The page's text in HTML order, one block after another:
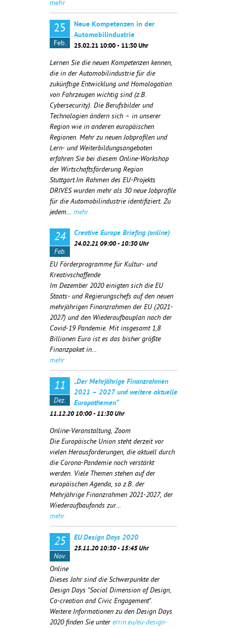
mehr
25
Feb.
Neue Kompetenzen in der
Automobilindustrie
25.02.21 10:00 - 11:30 Uhr
Lernen Sie die neuen Kompetenzen kennen,
die in der Automobilindustrie für die
zukünftige Entwicklung und Homologation
von Fahrzeugen wichtig sind (z.B.
Cybersecurity). Die Berufsbilder und
Technologien ändern sich – in unserer
Region wie in anderen europäischen
Regionen. Mehr zu neuen Jobprofilen und
Lern- und Weiterbildungsangeboten
erfahren Sie bei diesem Online-Workshop
der Wirtschaftsförderung Region
Stuttgart.Im Rahmen des EU-Projekts
DRIVES wurden mehr als 30 neue Jobprofile
für die Automobilindustrie identifiziert. Zu
jedem… mehr
24
Feb.
Creative Europe Briefing (online)
24.02.21 09:00 - 10:30 Uhr
EU Förderprogramme für Kultur- und
Kreativschaffende
Im Dezember 2020 einigten sich die EU
Staats- und Regierungschefs auf den neuen
mehrjährigen Finanzrahmen der EU (2021-
2027) und den Wiederaufbauplan nach der
Covid-19 Pandemie. Mit insgesamt 1,8
Billionen Euro ist es das bisher größte
Finanzpaket in…
mehr
11
Dez.
„Der Mehrjährige Finanzrahmen
2021 – 2027 und weitere aktuelle
Europathemen“
11.12.20 10:00 - 11:30 Uhr
Online-Veranstaltung, Zoom
Die Europäische Union steht derzeit vor
vielen Herausforderungen, die aktuell durch
die Corona-Pandemie noch verstärkt
werden. Viele Themen stehen auf der
europäischen Agenda, so z.B. der
Mehrjährige Finanzrahmen 2021-2027, der
Wiederaufbaufonds zur…
mehr
25
Nov.
EU Design Days 2020
25.11.20 10:30 - 15:45 Uhr
Online
Dieses Jahr sind die Schwerpunkte der
Design Days "Social Dimension of Design,
Co-creation and Civic Engagement".
Weitere Informationen zu den Design Days
2020 finden Sie untererrin.eu/eu-design-